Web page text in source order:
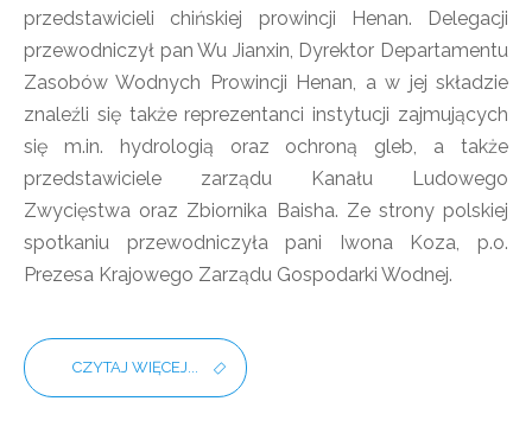
przedstawicieli chińskiej prowincji Henan. Delegacji
przewodniczył pan Wu Jianxin, Dyrektor Departamentu
Zasobów Wodnych Prowincji Henan, a w jej składzie
znaleźli się także reprezentanci instytucji zajmujących
się m.in. hydrologią oraz ochroną gleb, a także
przedstawiciele zarządu Kanału Ludowego
Zwycięstwa oraz Zbiornika Baisha. Ze strony polskiej
spotkaniu przewodniczyła pani Iwona Koza, p.o.
Prezesa Krajowego Zarządu Gospodarki Wodnej.
CZYTAJ WIĘCEJ...